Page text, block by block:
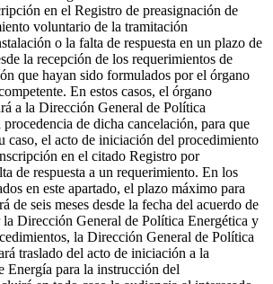
en el Registro de preasignación de
voluntario de la tramitación
o la falta de respuesta en un plazo de
la recepción de los requerimientos de
que hayan sido formulados por el órgano
En estos casos, el órgano
a la Dirección General de Política
de dicha cancelación, para que
caso, el acto de iniciación del procedimiento
en el citado Registro por
de respuesta a un requerimiento. En los
en este apartado, el plazo máximo para
de seis meses desde la fecha del acuerdo de
Dirección General de Política Energética y
la Dirección General de Política
traslado del acto de iniciación a la
Energía para la instrucción del